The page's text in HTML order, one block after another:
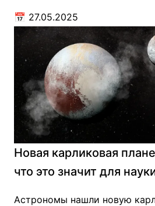
📅 27.05.2025
Новая карликовая
что это значит для
Астрономы нашли новую